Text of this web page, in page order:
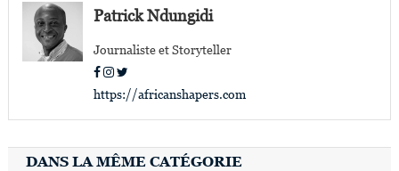
l’articlePatrick Ndungidi
Journaliste et Storyteller
https://africanshapers.com
DANS LA MÊME CATÉGORIE